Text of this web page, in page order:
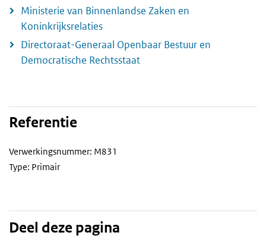
Ministerie van Binnenlandse Zaken en
Koninkrijksrelaties
Directoraat-Generaal Openbaar Bestuur en
Democratische Rechtsstaat
Referentie
Verwerkingsnummer: M831
Type: Primair
Deel deze pagina